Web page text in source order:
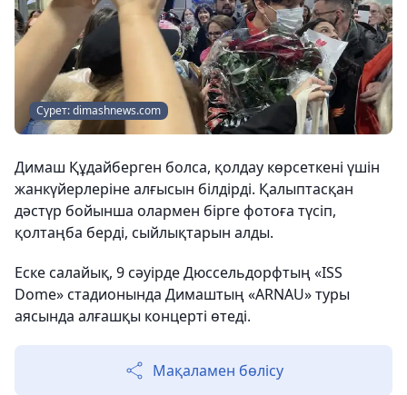
Сурет: dimashnews.com
Димаш Құдайберген болса, қолдау көрсеткені үшін
жанкүйерлеріне алғысын білдірді. Қалыптасқан
дәстүр бойынша олармен бірге фотоға түсіп,
қолтаңба берді, сыйлықтарын алды.
Еске салайық, 9 сәуірде Дюссельдорфтың «ISS
Dome» стадионында Димаштың «ARNAU» туры
аясында алғашқы концерті өтеді.
Мақаламен бөлісу